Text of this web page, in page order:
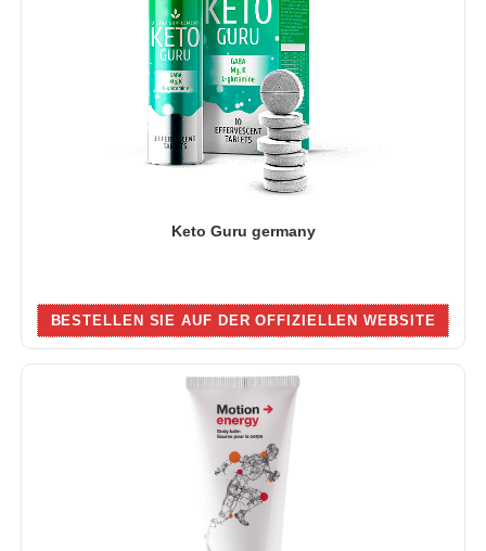
Keto Guru germany
BESTELLEN SIE AUF DER OFFIZIELLEN WEBSITE